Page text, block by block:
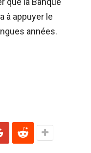
à appuyer le
années.